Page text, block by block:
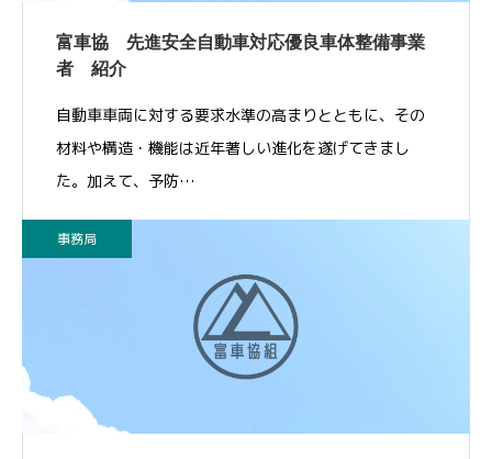
富車協 先進安全自動車対応優良車体整備事業
者 紹介
自動車車両に対する要求水準の高まりとともに、その
材料や構造・機能は近年著しい進化を遂げてきまし
た。加えて、予防…
事務局